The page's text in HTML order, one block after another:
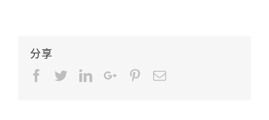
分享
Facebook
TwitterLinkedInGoogle+Pinterest
Email